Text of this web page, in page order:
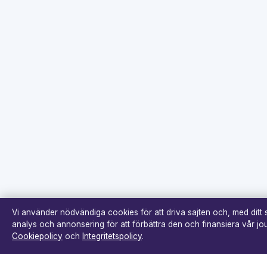
Vi använder nödvändiga cookies för att driva sajten och, med ditt
analys och annonsering för att förbättra den och finansiera vår
Cookiepolicy och Integritetspolicy.